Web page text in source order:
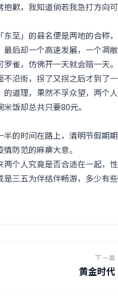
歉，我知道倘若我急打方向
至」的县名便是两地的合称
后却一个高速发展，一个凋
雀，仿佛开一天就会赔一天。
沿街，拐了又拐之后才到了
道理，果然不孚众望，两个
饭却总共只要80元。
的时间在路上，清明节假期
防范的麻痹大意。
个人究竟是否合适在一起，性
三五为伴结伴畅游，多少有
下一篇
黄金时代